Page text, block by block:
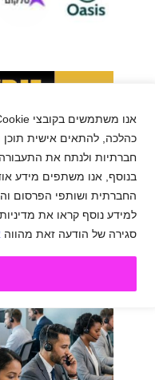
כהלכה, להתאים אישית תוכן
חברתיות ולנתח את
בנוסף, אנו משתפים מידע
החברתית ושותפי הפרסום
למידע נוסף קראו את
סגירה של הודעה זאת מהווה
נירלט מגייסת
לקוחות פרונטלי